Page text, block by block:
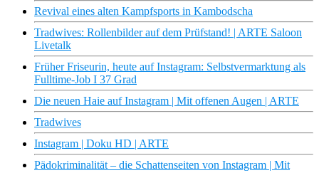
Revival eines alten Kampfsports in Kambodscha
Tradwives: Rollenbilder auf dem Prüfstand! | ARTE Saloon
Livetalk
Früher Friseurin, heute auf Instagram: Selbstvermarktung als
Fulltime-Job I 37 Grad
Die neuen Haie auf Instagram | Mit offenen Augen | ARTE
Tradwives
Instagram | Doku HD | ARTE
Pädokriminalität – die Schattenseiten von Instagram | Mit